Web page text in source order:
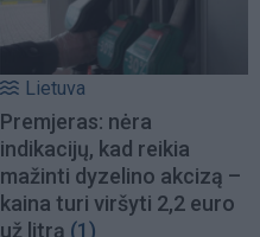
Lietuva
Premjeras: nėra
indikacijų, kad reikia
mažinti dyzelino akcizą –
kaina turi viršyti 2,2 euro
už litrą (1)